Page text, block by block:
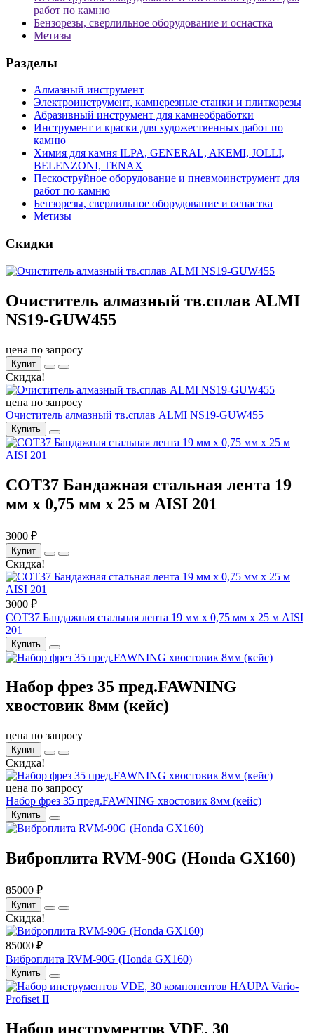
работ по камню
Бензорезы, сверлильное оборудование и оснастка
Метизы
Разделы
Алмазный инструмент
Электроинструмент, камнерезные станки и плиткорезы
Абразивный инструмент для камнеобработки
Инструмент и краски для художественных работ по
камню
Химия для камня ILPA, GENERAL, AKEMI, JOLLI,
BELENZONI, TENAX
Пескоструйное оборудование и пневмоинструмент для
работ по камню
Бензорезы, сверлильное оборудование и оснастка
Метизы
Скидки
Очиститель алмазный тв.сплав ALMI
NS19-GUW455
цена по запросу
Купит
Скидка!
цена по запросу
Очиститель алмазный тв.сплав ALMI NS19-GUW455
Купить
COT37 Бандажная стальная лента 19
мм x 0,75 мм x 25 м AISI 201
3000 ₽
Купит
Скидка!
3000 ₽
COT37 Бандажная стальная лента 19 мм x 0,75 мм x 25 м AISI
201
Купить
Набор фрез 35 пред.FAWNING
хвостовик 8мм (кейс)
цена по запросу
Купит
Скидка!
цена по запросу
Набор фрез 35 пред.FAWNING хвостовик 8мм (кейс)
Купить
Виброплита RVM-90G (Honda GX160)
85000 ₽
Купит
Скидка!
85000 ₽
Виброплита RVM-90G (Honda GX160)
Купить
Набор инструментов VDE, 30